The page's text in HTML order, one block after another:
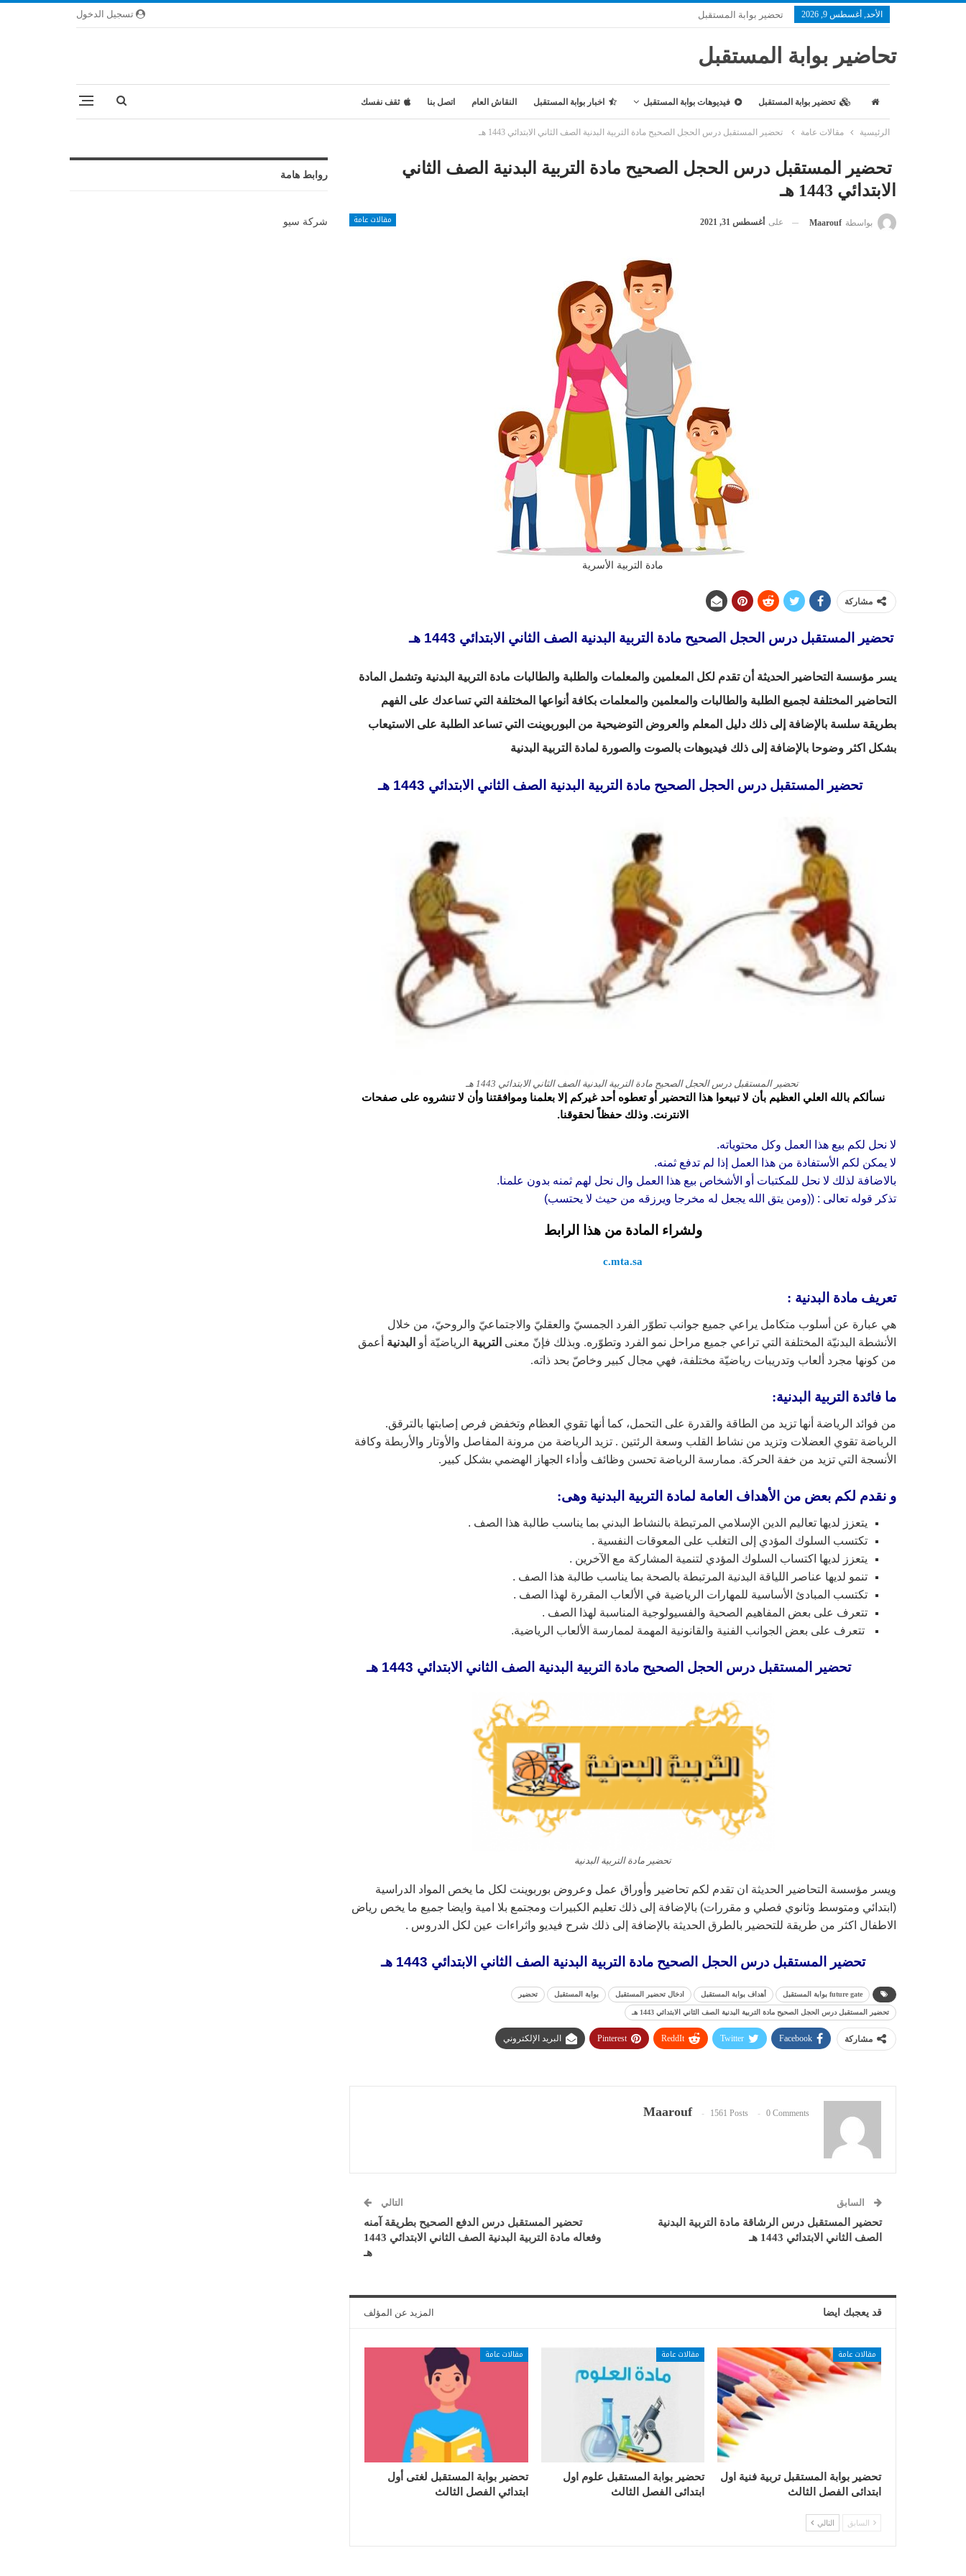
تسجيل الدخول الأحد, أغسطس 9, 2026 تحضير بوابة المستقبل
تحاضير بوابة المستقبل
تحضير بوابة المستقبل فيديوهات بوابة المستقبل اخبار بوابة المستقبل النقاش العام اتصل بنا ثقف نفسك
الرئيسية مقالات عامة تحضير المستقبل درس الحجل الصحيح مادة التربية البدنية الصف الثاني الابتدائي 1443 هـ
تحضير المستقبل درس الحجل الصحيح مادة التربية البدنية الصف الثاني
الابتدائي 1443 هـ
مقالات عامة بواسطة Maarouf على أغسطس 31, 2021
مادة التربية الأسرية
مشاركة
تحضير المستقبل درس الحجل الصحيح مادة التربية البدنية الصف الثاني الابتدائي 1443 هـ
يسر مؤسسة التحاضير الحديثة أن تقدم لكل المعلمين والمعلمات والطلبة والطالبات مادة التربية البدنية وتشمل المادة
التحاضير المختلفة لجميع الطلبة والطالبات والمعلمين والمعلمات بكافة أنواعها المختلفة التي تساعدك على الفهم
بطريقة سلسة بالإضافة إلى ذلك دليل المعلم والعروض التوضيحية من البوربوينت التي تساعد الطلبة على الاستيعاب
بشكل اكثر وضوحا بالإضافة إلى ذلك فيديوهات بالصوت والصورة لمادة التربية البدنية
تحضير المستقبل درس الحجل الصحيح مادة التربية البدنية الصف الثاني الابتدائي 1443 هـ
تحضير المستقبل درس الحجل الصحيح مادة التربية البدنية الصف الثاني الابتدائي 1443 هـ
نسألكم بالله العلي العظيم بأن لا تبيعوا هذا التحضير أو تعطوه أحد غيركم إلا بعلمنا وموافقتنا وأن لا تنشروه على صفحات
الانترنت. وذلك حفظاً لحقوقنا.
لا نحل لكم بيع هذا العمل وكل محتوياته.
لا يمكن لكم الأستفادة من هذا العمل إذا لم تدفع ثمنه.
بالاضافة لذلك لا نحل للمكتبات أو الأشخاص بيع هذا العمل وال نحل لهم ثمنه بدون علمنا.
تذكر قوله تعالى : ((ومن يتق الله يجعل له مخرجا ويرزقه من حيث لا يحتسب)
ولشراء المادة من هذا الرابط
c.mta.sa
تعريف مادة البدنية :
هي عبارة عن أسلوب متكامل يراعي جميع جوانب تطوّر الفرد الجمسيّ والعقليّ والاجتماعيّ والروحيّ، من خلال
الأنشطة البدنيّة المختلفة التي تراعي جميع مراحل نمو الفرد وتطوّره. وبذلك فإنّ معنى التربية الرياضيّة أو البدنية أعمق
من كونها مجرد ألعاب وتدريبات رياضيّة مختلفة، فهي مجال كبير وخاصّ بحد ذاته.
ما فائدة التربية البدنية:
من فوائد الرياضة أنها تزيد من الطاقة والقدرة على التحمل، كما أنها تقوي العظام وتخفض فرص إصابتها بالترقق.
الرياضة تقوي العضلات وتزيد من نشاط القلب وسعة الرئتين . تزيد الرياضة من مرونة المفاصل والأوتار والأربطة وكافة
الأنسجة التي تزيد من خفة الحركة. ممارسة الرياضة تحسن وظائف وأداء الجهاز الهضمي بشكل كبير.
و نقدم لكم بعض من الأهداف العامة لمادة التربية البدنية وهى:
يتعزز لديها تعاليم الدين الإسلامي المرتبطة بالنشاط البدني بما يناسب طالبة هذا الصف .
تكتسب السلوك المؤدي إلى التغلب على المعوقات النفسية .
يتعزز لديها اكتساب السلوك المؤدي لتنمية المشاركة مع الآخرين .
تنمو لديها عناصر اللياقة البدنية المرتبطة بالصحة بما يناسب طالبة هذا الصف .
تكتسب المبادئ الأساسية للمهارات الرياضية في الألعاب المقررة لهذا الصف .
تتعرف على بعض المفاهيم الصحية والفسيولوجية المناسبة لهذا الصف .
تتعرف على بعض الجوانب الفنية والقانونية المهمة لممارسة الألعاب الرياضية.
تحضير المستقبل درس الحجل الصحيح مادة التربية البدنية الصف الثاني الابتدائي 1443 هـ
تحضير مادة التربية البدنية
ويسر مؤسسة التحاضير الحديثة ان تقدم لكم تحاضير وأوراق عمل وعروض بوربوينت لكل ما يخص المواد الدراسية
(ابتدائي ومتوسط وثانوي فصلي و مقررات) بالإضافة إلى ذلك تعليم الكبيرات ومجتمع بلا امية وايضا جميع ما يخص رياض
الاطفال اكثر من طريقة للتحضير بالطرق الحديثة بالإضافة إلى ذلك شرح فيديو واثراءات عين لكل الدروس .
تحضير المستقبل درس الحجل الصحيح مادة التربية البدنية الصف الثاني الابتدائي 1443 هـ
future gate بوابة المستقبل أهداف بوابة المستقبل ادخال تحضير المستقبل بوابة المستقبل تحضير
تحضير المستقبل درس الحجل الصحيح مادة التربية البدنية الصف الثاني الابتدائي 1443 هـ
مشاركة Facebook
Twitter
ReddIt
Pinterest البريد الإلكتروني
Maarouf 1561 Posts 0 Comments
السابق
تحضير المستقبل درس الرشاقة مادة التربية البدنية
الصف الثاني الابتدائي 1443 هـ
التالي
تحضير المستقبل درس الدفع الصحيح بطريقة آمنه
وفعاله مادة التربية البدنية الصف الثاني الابتدائي 1443
هـ
قد يعجبك ايضا المزيد عن المؤلف
مقالات عامة
تحضير بوابة المستقبل تربية فنية اول
ابتدائى الفصل الثالث
مقالات عامة
تحضير بوابة المستقبل علوم اول
ابتدائى الفصل الثالث
مقالات عامة
تحضير بوابة المستقبل لغتى أول
ابتدائي الفصل الثالث
السابق التالي
روابط هامة
شركة سيو